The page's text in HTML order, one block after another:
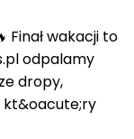
Finał wakacji to
odpalamy
dropy,
kt&oacute;ry